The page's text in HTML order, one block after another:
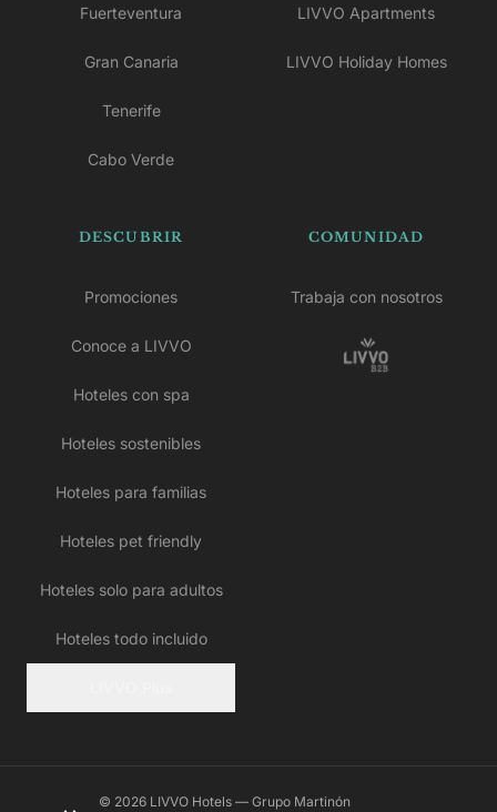
Fuerteventura
Gran Canaria
Tenerife
Cabo Verde
LIVVO Apartments
LIVVO Holiday Homes
DESCUBRIR
Promociones
Conoce a LIVVO
Hoteles con spa
Hoteles sostenibles
Hoteles para familias
Hoteles pet friendly
Hoteles solo para adultos
Hoteles todo incluido
COMUNIDAD
Trabaja con nosotros
© 2026 LIVVO Hotels — Grupo Martinón